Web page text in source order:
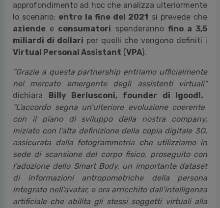
approfondimento ad hoc che analizza ulteriormente
lo scenario: entro la fine del 2021 si prevede che
aziende e consumatori spenderanno fino a 3,5
miliardi di dollari per quelli che vengono definiti i
Virtual Personal Assistant (VPA).
“Grazie a questa partnership entriamo ufficialmente
nel mercato emergente degli assistenti virtuali”
dichiara Billy Berlusconi, founder di IgoodI.
“L’accordo segna un’ulteriore evoluzione coerente
con il piano di sviluppo della nostra company,
iniziato con l’alta definizione della copia digitale 3D,
assicurata dalla fotogrammetria che utilizziamo in
sede di scansione del corpo fisico, proseguito con
l’adozione dello Smart Body, un importante dataset
di informazioni antropometriche della persona
integrato nell’avatar, e ora arricchito dall’intelligenza
artificiale che abilita gli stessi soggetti virtuali alla